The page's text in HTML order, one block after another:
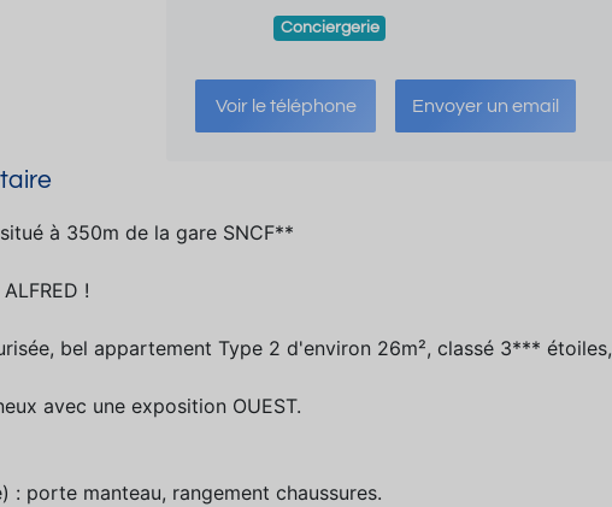
Conciergerie
Voir le téléphone Envoyer un email
à 350m de la gare SNCF**
!
bel appartement Type 2 d'environ 26m², classé 3*** étoiles,
avec une exposition OUEST.
: porte manteau, rangement chaussures.